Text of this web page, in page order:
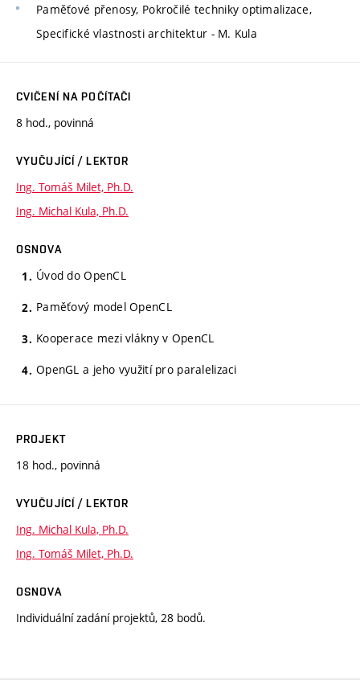
Paměťové přenosy, Pokročilé techniky optimalizace,
Specifické vlastnosti architektur - M. Kula
CVIČENÍ NA POČÍTAČI
8 hod., povinná
VYUČUJÍCÍ / LEKTOR
Ing. Tomáš Milet, Ph.D.
Ing. Michal Kula, Ph.D.
OSNOVA
Úvod do OpenCL
Paměťový model OpenCL
Kooperace mezi vlákny v OpenCL
OpenGL a jeho využití pro paralelizaci
PROJEKT
18 hod., povinná
VYUČUJÍCÍ / LEKTOR
Ing. Michal Kula, Ph.D.
Ing. Tomáš Milet, Ph.D.
OSNOVA
Individuální zadání projektů, 28 bodů.